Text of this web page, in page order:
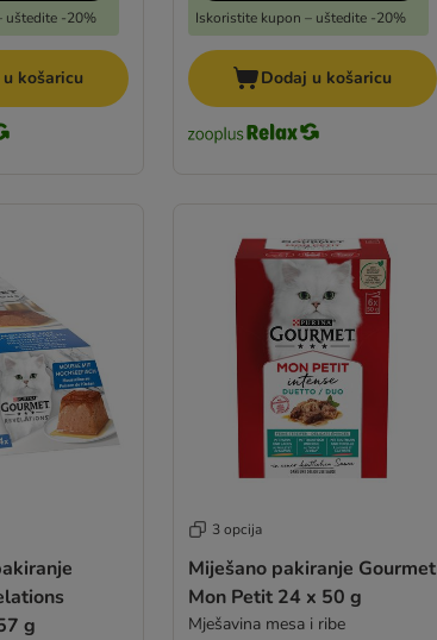
uštedite -20%
košaricu
Iskoristite kupon – uštedite -20%
Dodaj u košaricu
g
3 opcija
Miješano pakiranje Gourmet
Mon Petit 24 x 50 g
Mješavina mesa i ribe